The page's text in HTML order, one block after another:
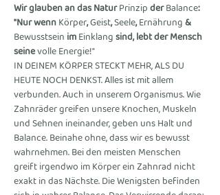
Wir glauben an das Natur Prinzip der Balance:
"Nur wenn Körper, Geist, Seele, Ernährung &
Bewusstsein im Einklang sind, lebt der Mensch
seine volle Energie!"
IN DEINEM KÖRPER STECKT MEHR, ALS DU
HEUTE NOCH DENKST. Alles ist mit allem
verbunden. Auch in unserem Organismus. Wie
Zahnräder greifen unsere Knochen, Muskeln
und Sehnen ineinander, geben uns Halt und
Balance. Beinahe ohne, dass wir es bewusst
wahrnehmen. Bei den meisten Menschen
greift irgendwo im Körper ein Zahnrad nicht
exakt in das Nächste. Die Wenigsten befinden